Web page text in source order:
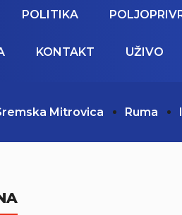
POLITIKA
KONTAKT UŽIVO
Mitrovica Ruma